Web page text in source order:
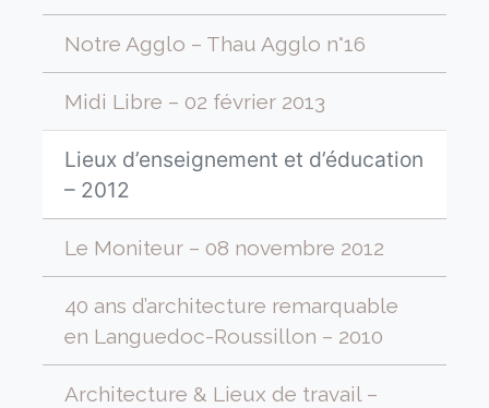
Notre Agglo – Thau Agglo n°16
Midi Libre – 02 février 2013
Lieux d’enseignement et d’éducation
– 2012
Le Moniteur – 08 novembre 2012
40 ans d’architecture remarquable
en Languedoc-Roussillon – 2010
Architecture & Lieux de travail –